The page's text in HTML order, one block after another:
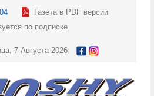
Газета в PDF версии
по подписке
7 Августа 2026